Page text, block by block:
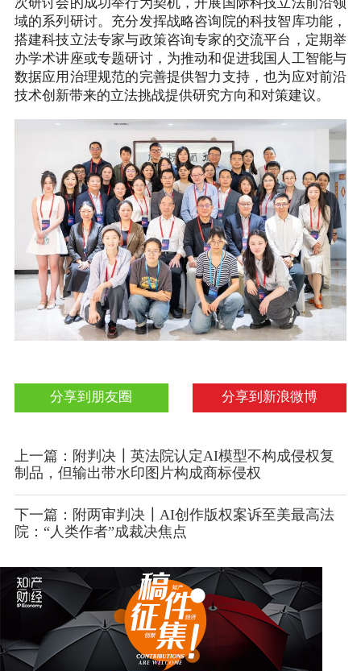
次研讨会的成功举行为契机，开展国际科技立法前沿领
域的系列研讨。充分发挥战略咨询院的科技智库功能，
搭建科技立法专家与政策咨询专家的交流平台，定期举
办学术讲座或专题研讨，为推动和促进我国人工智能与
数据应用治理规范的完善提供智力支持，也为应对前沿
技术创新带来的立法挑战提供研究方向和对策建议。
分享到新浪微博
分享到朋友圈
上一篇：附判决┃英法院认定AI模型不构成侵权复
制品，但输出带水印图片构成商标侵权
下一篇：附两审判决┃AI创作版权案诉至美最高法
院：“人类作者”成裁决焦点